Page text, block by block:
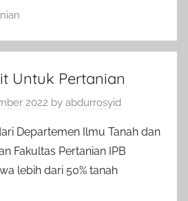
Untuk Pertanian
2022 by abdurrosyid
Departemen Ilmu Tanah dan
Fakultas Pertanian IPB
lebih dari 50% tanah